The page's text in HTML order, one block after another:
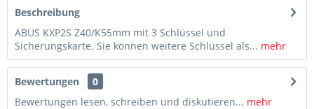
Beschreibung
ABUS KXP2S Z40/K55mm mit 3 Schlüssel und
Sicherungskarte. Sie können weitere Schlüssel als... mehr
Bewertungen
0
Bewertungen lesen, schreiben und diskutieren... mehr